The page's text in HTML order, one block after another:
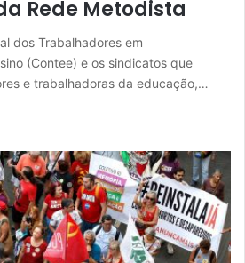
Rede Metodista
dos Trabalhadores em
(Contee) e os sindicatos que
e trabalhadoras da educação,…